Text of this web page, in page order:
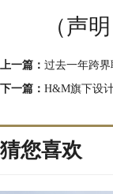
（声明：
上一篇： 过去一年跨
下一篇： H&M旗下设
猜您喜欢